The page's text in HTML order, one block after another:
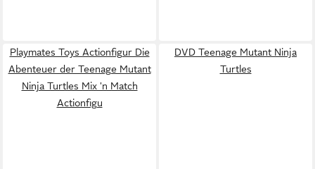
Playmates Toys Actionfigur Die
Abenteuer der Teenage Mutant
Ninja Turtles Mix 'n Match
Actionfigu
DVD Teenage Mutant Ninja
Turtles